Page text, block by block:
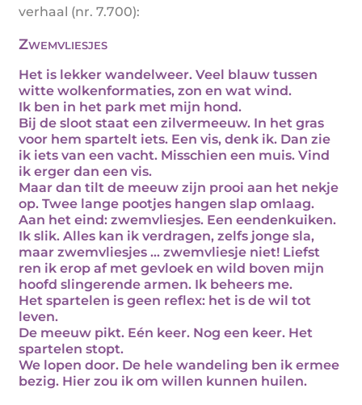
verhaal (nr. 7.700):
Zwemvliesjes
Het is lekker wandelweer. Veel blauw tussen
witte wolkenformaties, zon en wat wind.
Ik ben in het park met mijn hond.
Bij de sloot staat een zilvermeeuw. In het gras
voor hem spartelt iets. Een vis, denk ik. Dan zie
ik iets van een vacht. Misschien een muis. Vind
ik erger dan een vis.
Maar dan tilt de meeuw zijn prooi aan het nekje
op. Twee lange pootjes hangen slap omlaag.
Aan het eind: zwemvliesjes. Een eendenkuiken.
Ik slik. Alles kan ik verdragen, zelfs jonge sla,
maar zwemvliesjes … zwemvliesje niet! Liefst
ren ik erop af met gevloek en wild boven mijn
hoofd slingerende armen. Ik beheers me.
Het spartelen is geen reflex: het is de wil tot
leven.
De meeuw pikt. Eén keer. Nog een keer. Het
spartelen stopt.
We lopen door. De hele wandeling ben ik ermee
bezig. Hier zou ik om willen kunnen huilen.